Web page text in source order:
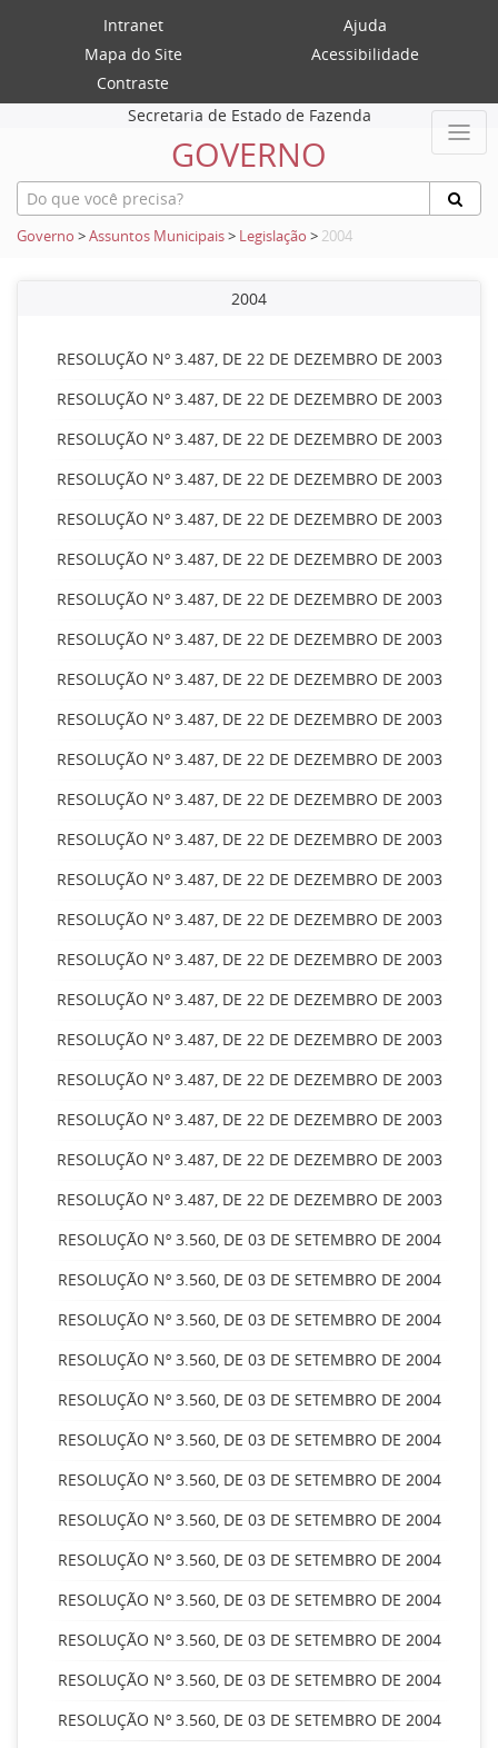
Intranet
Ajuda
Mapa do Site
Acessibilidade
Contraste
Secretaria de Estado de Fazenda
GOVERNO
Governo >Assuntos Municipais> Legislação > 2004
2004
RESOLUÇÃO Nº 3.487, DE 22 DE DEZEMBRO DE 2003
RESOLUÇÃO Nº 3.487, DE 22 DE DEZEMBRO DE 2003
RESOLUÇÃO Nº 3.487, DE 22 DE DEZEMBRO DE 2003
RESOLUÇÃO Nº 3.487, DE 22 DE DEZEMBRO DE 2003
RESOLUÇÃO Nº 3.487, DE 22 DE DEZEMBRO DE 2003
RESOLUÇÃO Nº 3.487, DE 22 DE DEZEMBRO DE 2003
RESOLUÇÃO Nº 3.487, DE 22 DE DEZEMBRO DE 2003
RESOLUÇÃO Nº 3.487, DE 22 DE DEZEMBRO DE 2003
RESOLUÇÃO Nº 3.487, DE 22 DE DEZEMBRO DE 2003
RESOLUÇÃO Nº 3.487, DE 22 DE DEZEMBRO DE 2003
RESOLUÇÃO Nº 3.487, DE 22 DE DEZEMBRO DE 2003
RESOLUÇÃO Nº 3.487, DE 22 DE DEZEMBRO DE 2003
RESOLUÇÃO Nº 3.487, DE 22 DE DEZEMBRO DE 2003
RESOLUÇÃO Nº 3.487, DE 22 DE DEZEMBRO DE 2003
RESOLUÇÃO Nº 3.487, DE 22 DE DEZEMBRO DE 2003
RESOLUÇÃO Nº 3.487, DE 22 DE DEZEMBRO DE 2003
RESOLUÇÃO Nº 3.487, DE 22 DE DEZEMBRO DE 2003
RESOLUÇÃO Nº 3.487, DE 22 DE DEZEMBRO DE 2003
RESOLUÇÃO Nº 3.487, DE 22 DE DEZEMBRO DE 2003
RESOLUÇÃO Nº 3.487, DE 22 DE DEZEMBRO DE 2003
RESOLUÇÃO Nº 3.487, DE 22 DE DEZEMBRO DE 2003
RESOLUÇÃO Nº 3.487, DE 22 DE DEZEMBRO DE 2003
RESOLUÇÃO Nº 3.560, DE 03 DE SETEMBRO DE 2004
RESOLUÇÃO Nº 3.560, DE 03 DE SETEMBRO DE 2004
RESOLUÇÃO Nº 3.560, DE 03 DE SETEMBRO DE 2004
RESOLUÇÃO Nº 3.560, DE 03 DE SETEMBRO DE 2004
RESOLUÇÃO Nº 3.560, DE 03 DE SETEMBRO DE 2004
RESOLUÇÃO Nº 3.560, DE 03 DE SETEMBRO DE 2004
RESOLUÇÃO Nº 3.560, DE 03 DE SETEMBRO DE 2004
RESOLUÇÃO Nº 3.560, DE 03 DE SETEMBRO DE 2004
RESOLUÇÃO Nº 3.560, DE 03 DE SETEMBRO DE 2004
RESOLUÇÃO Nº 3.560, DE 03 DE SETEMBRO DE 2004
RESOLUÇÃO Nº 3.560, DE 03 DE SETEMBRO DE 2004
RESOLUÇÃO Nº 3.560, DE 03 DE SETEMBRO DE 2004
RESOLUÇÃO Nº 3.560, DE 03 DE SETEMBRO DE 2004